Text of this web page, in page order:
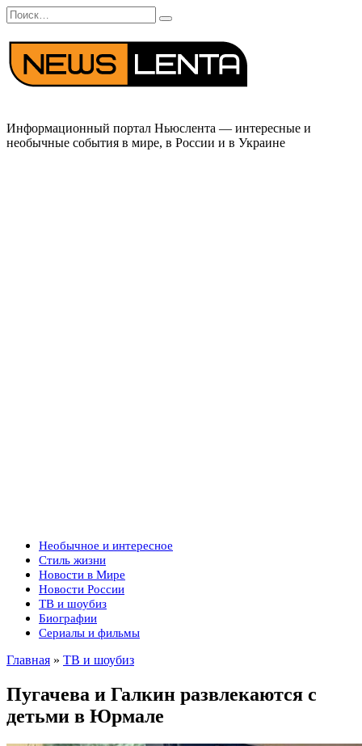
Перейти
к
содержанию
Search
for:
Информационный портал Ньюслента — интересные и
необычные события в мире, в России и в Украине
Необычное и интересное
Стиль жизни
Новости в Мире
Новости России
ТВ и шоубиз
Биографии
Сериалы и фильмы
Главная » ТВ и шоубиз
Пугачева и Галкин развлекаются с
детьми в Юрмале